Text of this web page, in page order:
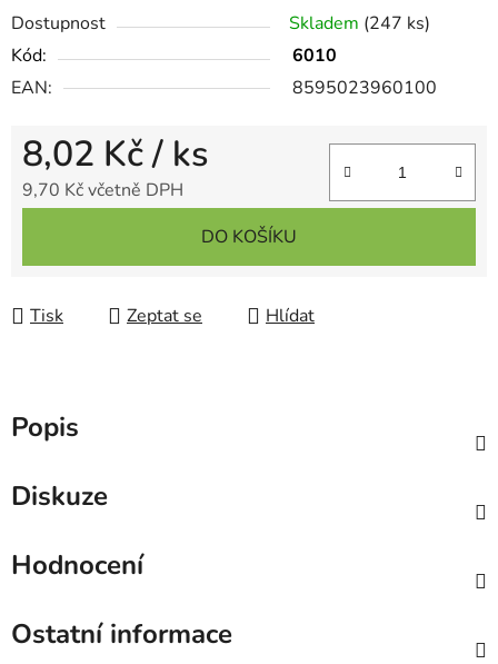
Dostupnost Skladem (247 ks)
Kód:
6010
EAN:
8595023960100
8,02 Kč/ ks
9,70 Kč včetně DPH
DO KOŠÍKU
Tisk Zeptat se Hlídat
Popis
Diskuze
Hodnocení
Ostatní informace